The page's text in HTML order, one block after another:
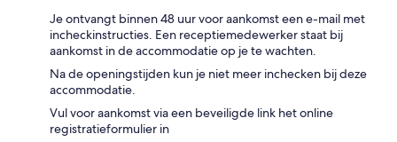
Je ontvangt binnen 48 uur voor aankomst een e-mail met
incheckinstructies. Een receptiemedewerker staat bij
aankomst in de accommodatie op je te wachten.
Na de openingstijden kun je niet meer inchecken bij deze
accommodatie.
Vul voor aankomst via een beveiligde link het online
registratieformulier in